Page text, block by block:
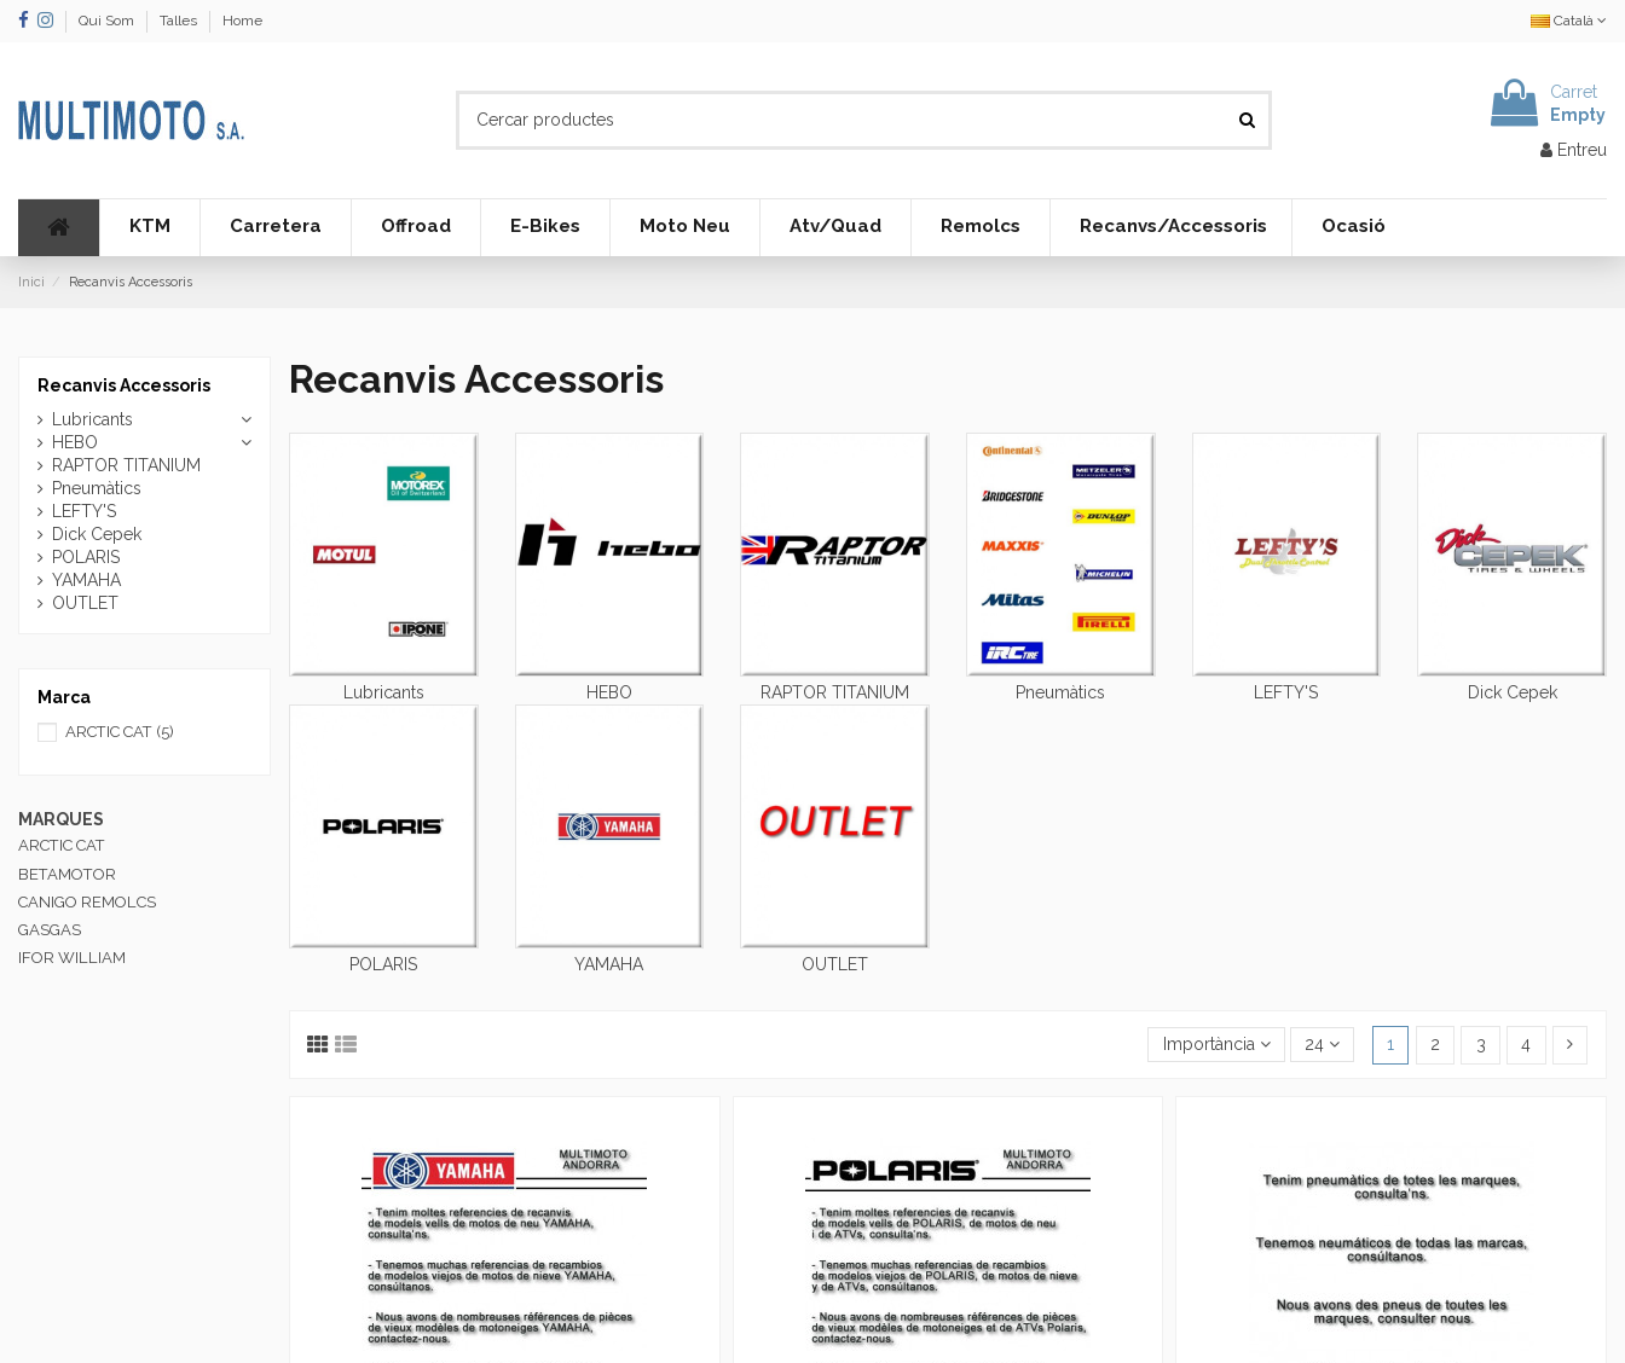
Qui Som Talles Home Català
Carret
Empty
Entreu
KTM Carretera Offroad E-Bikes Moto Neu Atv/Quad Remolcs Recanvs/Accessoris Ocasió
Inici Recanvis Accessoris
Recanvis Accessoris
Lubricants HEBO RAPTOR TITANIUM Pneumàtics LEFTY'S Dick Cepek
POLARIS YAMAHA OUTLET
Importància 24 1 2 3 4
Recanvis Accessoris
Lubricants
HEBO
RAPTOR TITANIUM
Pneumàtics
LEFTY'S
Dick Cepek
POLARIS
YAMAHA
OUTLET
Marca
ARCTIC CAT (5)
MARQUES
ARCTIC CAT
BETAMOTOR
CANIGO REMOLCS
GASGAS
IFOR WILLIAM